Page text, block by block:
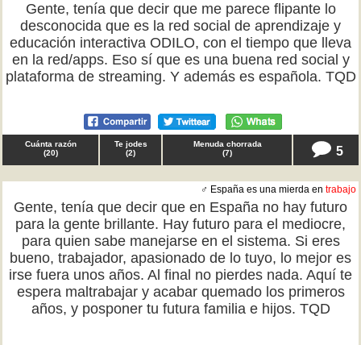
Gente, tenía que decir que me parece flipante lo
desconocida que es la red social de aprendizaje y
educación interactiva ODILO, con el tiempo que lleva
en la red/apps. Eso sí que es una buena red social y
plataforma de streaming. Y además es española. TQD
Cuánta razón
(20)
Te jodes
(2)
Menuda chorrada
(7) 5
♂ España es una mierda en trabajo
Gente, tenía que decir que en España no hay futuro
para la gente brillante. Hay futuro para el mediocre,
para quien sabe manejarse en el sistema. Si eres
bueno, trabajador, apasionado de lo tuyo, lo mejor es
irse fuera unos años. Al final no pierdes nada. Aquí te
espera maltrabajar y acabar quemado los primeros
años, y posponer tu futura familia e hijos. TQD